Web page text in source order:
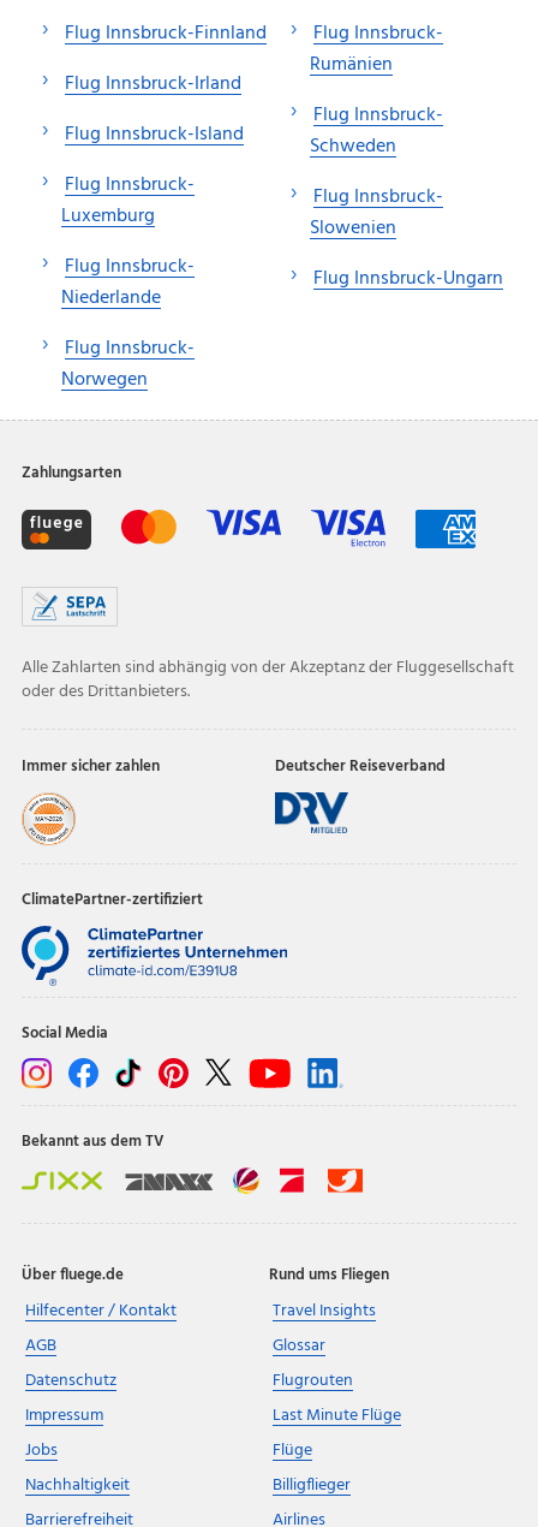
Flug Innsbruck-Finnland
Flug Innsbruck-Irland
Flug Innsbruck-Island
Flug Innsbruck-
Luxemburg
Flug Innsbruck-
Niederlande
Flug Innsbruck-
Norwegen
Flug Innsbruck-
Rumänien
Flug Innsbruck-
Schweden
Flug Innsbruck-
Slowenien
Flug Innsbruck-Ungarn